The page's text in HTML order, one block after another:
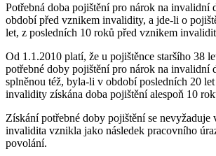
Potřebná doba pojištění pro nárok na invalidní
období před vznikem invalidity, a jde-li o
let, z posledních 10 roků před vznikem
Od 1.1.2010 platí, že u pojištěnce staršího 38
potřebné doby pojištění pro nárok na invalidní
splněnou též, byla-li v období posledních 20
invalidity získána doba pojištění alespoň 10
Získání potřebné doby pojištění se nevyžaduje
invalidita vznikla jako následek pracovního
povolání.